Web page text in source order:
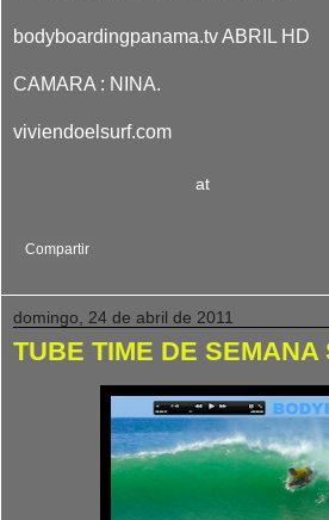
bodyboardingpanama.tv ABRIL HD
CAMARA : NINA.
viviendoelsurf.com
at
Compartir
domingo, 24 de abril de 2011
TUBE TIME DE SEMANA